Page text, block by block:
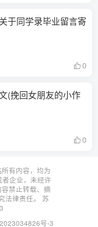
于同学录毕业留言寄
0
(挽回女朋友的小作
0
有内容，均为
企业，未经许
禁止转载、摘
法律责任。 苏
号-3